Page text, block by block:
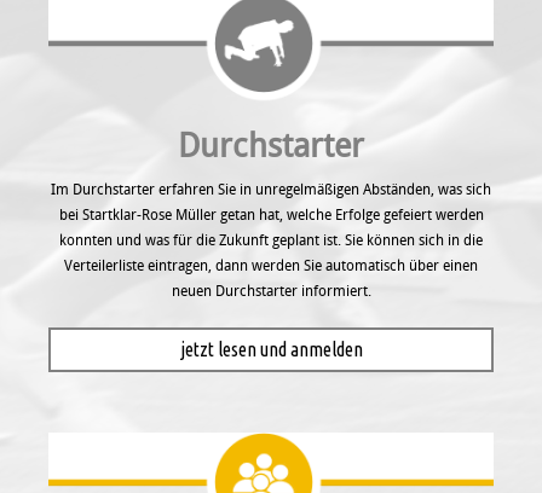
Durchstarter
Im Durchstarter erfahren Sie in unregel­mäßigen Abständen, was sich
bei Startklar-Rose Müller getan hat, welche Erfolge gefeiert werden
konnten und was für die Zukunft geplant ist. Sie können sich in die
Verteilerliste eintragen, dann werden Sie automatisch über einen
neuen Durchstarter informiert.
jetzt lesen und anmelden